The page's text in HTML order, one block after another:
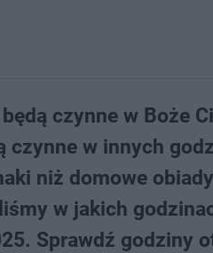
czynne w Boże
czynne w innych
niż domowe
w jakich
Sprawdź godziny